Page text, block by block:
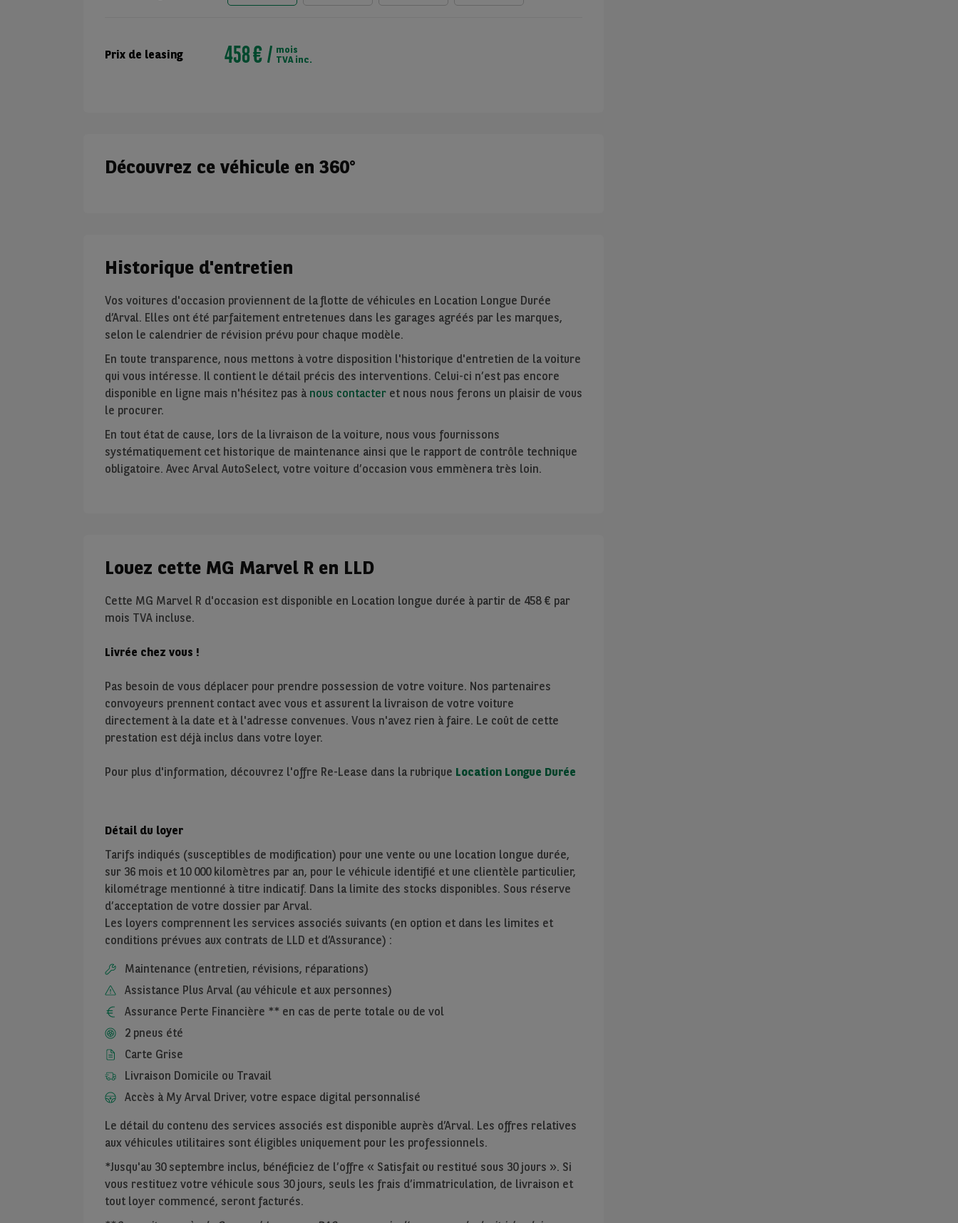
Prix de leasing 458 €
mois
TVA inc.
Découvrez ce véhicule en 360°
Historique d'entretien
Vos voitures d'occasion proviennent de la flotte de véhicules en Location Longue Durée
d’Arval. Elles ont été parfaitement entretenues dans les garages agréés par les marques,
selon le calendrier de révision prévu pour chaque modèle.
En toute transparence, nous mettons à votre disposition l'historique d'entretien de la voiture
qui vous intéresse. Il contient le détail précis des interventions. Celui-ci n’est pas encore
disponible en ligne mais n'hésitez pas à nous contacter et nous nous ferons un plaisir de vous
le procurer.
En tout état de cause, lors de la livraison de la voiture, nous vous fournissons
systématiquement cet historique de maintenance ainsi que le rapport de contrôle technique
obligatoire. Avec Arval AutoSelect, votre voiture d’occasion vous emmènera très loin.
Louez cette MG Marvel R en LLD
Cette MG Marvel R d'occasion est disponible en Location longue durée à partir de 458€ par
mois TVA incluse.
Livrée chez vous !
Pas besoin de vous déplacer pour prendre possession de votre voiture. Nos partenaires
convoyeurs prennent contact avec vous et assurent la livraison de votre voiture
directement à la date et à l'adresse convenues. Vous n'avez rien à faire. Le coût de cette
prestation est déjà inclus dans votre loyer.
Pour plus d'information, découvrez l'offre Re-Lease dans la rubrique Location Longue Durée
Détail du loyer
Tarifs indiqués (susceptibles de modification) pour une vente ou une location longue durée,
sur 36 mois et 10 000kilomètres par an, pour le véhicule identifié et une clientèle particulier,
kilométrage mentionné à titre indicatif. Dans la limite des stocks disponibles. Sous réserve
d’acceptation de votre dossier par Arval.
Les loyers comprennent les services associés suivants (en option et dans les limites et
conditions prévues aux contrats de LLD et d’Assurance) :
Maintenance (entretien, révisions, réparations)
Assistance Plus Arval (au véhicule et aux personnes)
Assurance Perte Financière ** en cas de perte totale ou de vol
2 pneus été
Carte Grise
Livraison Domicile ou Travail
Accès à My Arval Driver, votre espace digital personnalisé
Le détail du contenu des services associés est disponible auprès d’Arval. Les offres relatives
aux véhicules utilitaires sont éligibles uniquement pour les professionnels.
*Jusqu'au 30 septembre inclus, bénéficiez de l’offre « Satisfait ou restitué sous 30 jours ». Si
vous restituez votre véhicule sous 30 jours, seuls les frais d’immatriculation, de livraison et
tout loyer commencé, seront facturés.